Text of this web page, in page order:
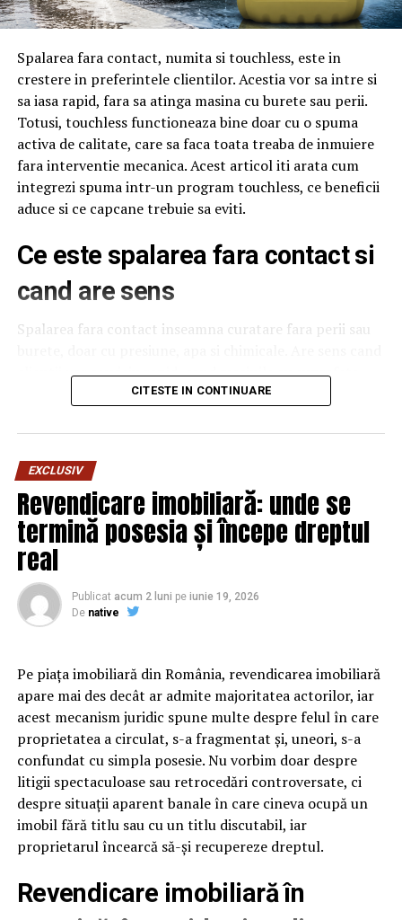
Spalarea fara contact, numita si touchless, este in
crestere in preferintele clientilor. Acestia vor sa intre si
sa iasa rapid, fara sa atinga masina cu burete sau perii.
Totusi, touchless functioneaza bine doar cu o spuma
activa de calitate, care sa faca toata treaba de inmuiere
fara interventie mecanica. Acest articol iti arata cum
integrezi spuma intr-un program touchless, ce beneficii
aduce si ce capcane trebuie sa eviti.
Ce este spalarea fara contact si
cand are sens
Spalarea fara contact inseamna curatare fara perii sau
clientii vor serviciu rapid, cand masinile au suprafete
delicate sau cand traficul este foarte mare si nu ai timp
foarte murdare, cu noroi intarit, caz in care touchless
nu poate face totul. Pentru o spalatorie medie,
combinatia intre touchless si un program cu perii
pentru cazurile extreme da cel mai bun echilibru intre
cost si calitate.
Ce trebuie sa contina o spuma
pentru touchless
esentiale: densitate mare pentru acoperire vizuala,
persistenta de 3-5 minute pentru timp de actiune,
putere de inmuiere echivalenta cu o perie moale. Fara
aceste calitati, masina iesita din program va avea urme
sau depuneri. Testul decisiv este sa aplici spuma pe o
suprafata cu noroi uscat si sa vezi cat de usor se clateste
dupa 3 minute. Daca ramane jumatate din murdarie,
spuma nu este potrivita pentru touchless.
Cum protejezi suprafetele
delicate
CITESTE IN CONTINUARE
EXCLUSIV
Revendicare imobiliară: unde se
termină posesia și începe dreptul
real
Publicat acum 2 luni pe iunie 19, 2026
De native
Pe piața imobiliară din România, revendicarea imobiliară
apare mai des decât ar admite majoritatea actorilor, iar
acest mecanism juridic spune multe despre felul în care
proprietatea a circulat, s-a fragmentat și, uneori, s-a
confundat cu simpla posesie. Nu vorbim doar despre
litigii spectaculoase sau retrocedări controversate, ci
despre situații aparent banale în care cineva ocupă un
imobil fără titlu sau cu un titlu discutabil, iar
proprietarul încearcă să-și recupereze dreptul.
Revendicare imobiliară în